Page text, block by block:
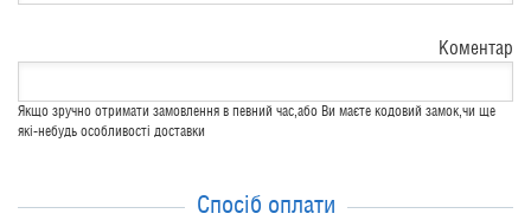
Коментар
Якщо зручно отримати замовлення в певний час,або Ви маєте кодовий замок,чи ще
які-небудь особливості доставки
Спосіб оплати